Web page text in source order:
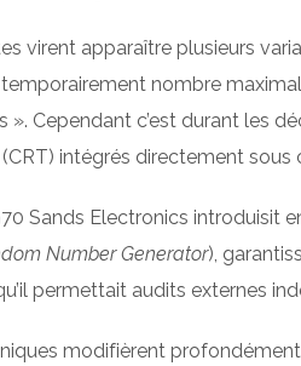
virent apparaître plusieurs
nombre
». Cependant c’est durant les
intégrés directement sous
Sands Electronics introduisit
Number Generator),
permettait audits externes
modifièrent